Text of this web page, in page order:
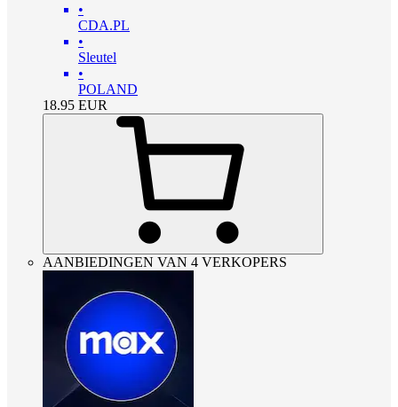
•
CDA.PL
•
Sleutel
•
POLAND
18.95 EUR
AANBIEDINGEN VAN 4 VERKOPERS